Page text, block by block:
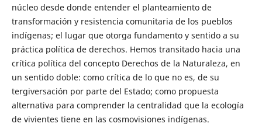
núcleo desde donde entender el planteamiento de
transformación y resistencia comunitaria de los pueblos
indígenas; el lugar que otorga fundamento y sentido a su
práctica política de derechos. Hemos transitado hacia una
crítica política del concepto Derechos de la Naturaleza, en
un sentido doble: como crítica de lo que no es, de su
tergiversación por parte del Estado; como propuesta
alternativa para comprender la centralidad que la ecología
de vivientes tiene en las cosmovisiones indígenas.